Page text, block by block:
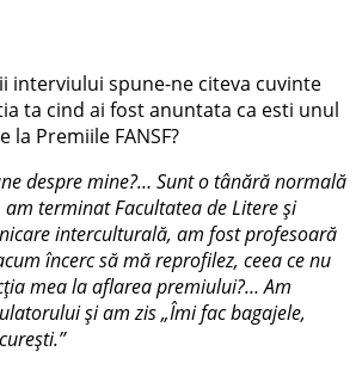
interviului spune-ne citeva cuvinte
ta cind ai fost anuntata ca esti unul
Premiile FANSF?
despre mine?… Sunt o tânără normală
am terminat Facultatea de Litere şi
interculturală, am fost profesoară
încerc să mă reprofilez, ceea ce nu
mea la aflarea premiului?… Am
şi am zis „Îmi fac bagajele,